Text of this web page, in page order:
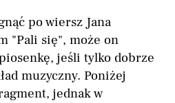
po wiersz Jana
"Pali się", może on
jeśli tylko dobrze
muzyczny. Poniżej
jednak w